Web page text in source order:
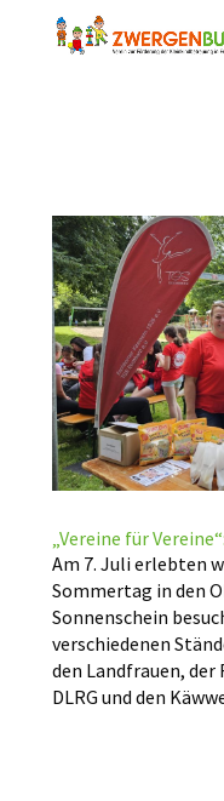
„Vereine für
Am 7. Juli erlebten
Sommertag in den
Sonnenschein
verschiedenen
den Landfrauen,
DLRG und den